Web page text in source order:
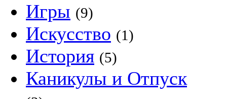
Игры (9)
Искусство (1)
История (5)
Каникулы и Отпуск